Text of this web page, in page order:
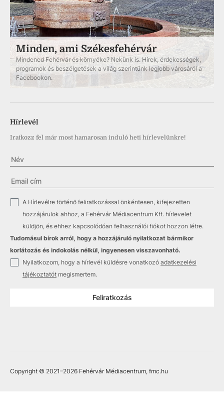
Minden, ami Székesfehérvár
Mindened Fehérvár és környéke? Nekünk is. Hírek, érdekességek,
programok és beszélgetések a világ szerintünk legjobb városáról a
Facebookon.
Hírlevél
Iratkozz fel már most hamarosan induló heti hírlevelünkre!
A Hírlevélre történő feliratkozással önkéntesen, kifejezetten
hozzájárulok ahhoz, a Fehérvár Médiacentrum Kft. hírlevelet
küldjön, és ehhez kapcsolódóan felhasználói fiókot hozzon létre.
Tudomásul bírok arról, hogy a hozzájáruló nyilatkozat bármikor
korlátozás és indokolás nélkül, ingyenesen visszavonható.
Nyilatkozom, hogy a hírlevél küldésre vonatkozó adatkezelési
tájékoztatót megismertem.
Feliratkozás
Copyright © 2021–2026 Fehérvár Médiacentrum, fmc.hu